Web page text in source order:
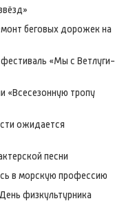
беговых дорожек на
«Мы с Ветлуги-
«Всесезонную тропу
ожидается
песни
в морскую профессию
физкультурника